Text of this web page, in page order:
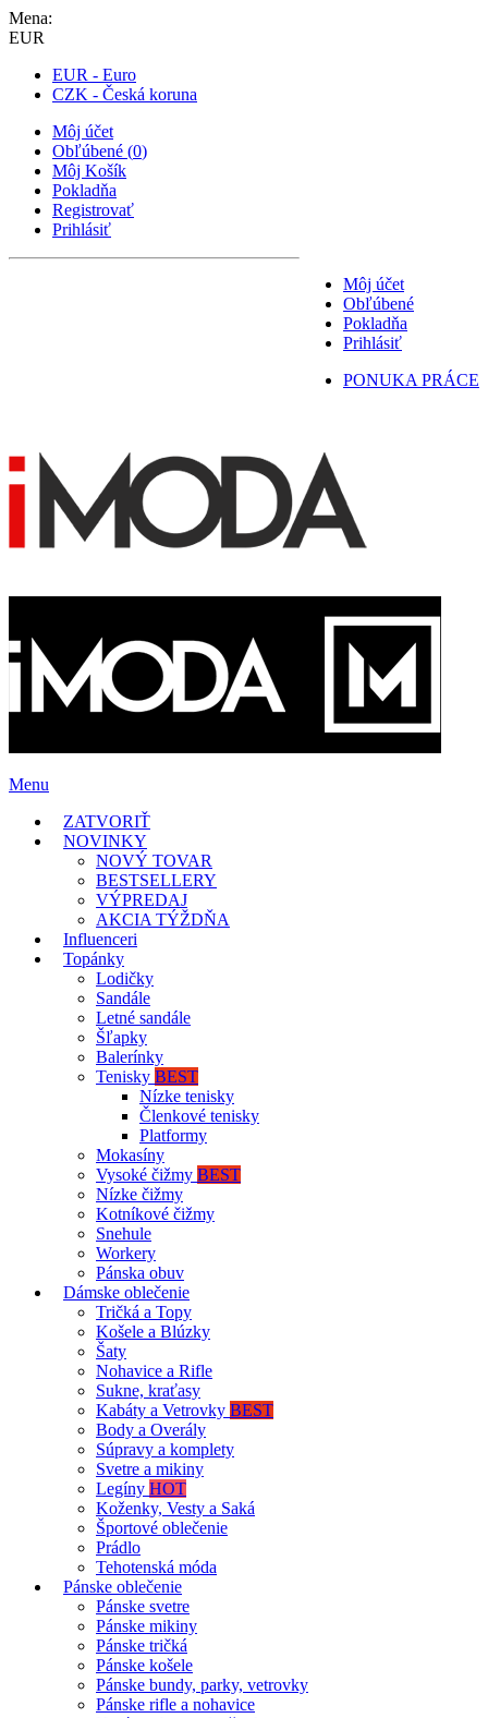
Mena:
EUR
EUR - Euro
CZK - Česká koruna
Môj účet
Obľúbené (0)
Môj Košík
Pokladňa
Registrovať
Prihlásiť
Môj účet
Obľúbené
Pokladňa
Prihlásiť
PONUKA PRÁCE
Menu
ZATVORIŤ
NOVINKY
NOVÝ TOVAR
BESTSELLERY
VÝPREDAJ
AKCIA TÝŽDŇA
Influenceri
Topánky
Lodičky
Sandále
Letné sandále
Šľapky
Balerínky
Tenisky BEST
Nízke tenisky
Členkové tenisky
Platformy
Mokasíny
Vysoké čižmy BEST
Nízke čižmy
Kotníkové čižmy
Snehule
Workery
Pánska obuv
Dámske oblečenie
Tričká a Topy
Košele a Blúzky
Šaty
Nohavice a Rifle
Sukne, kraťasy
Kabáty a Vetrovky BEST
Body a Overály
Súpravy a komplety
Svetre a mikiny
Legíny HOT
Koženky, Vesty a Saká
Športové oblečenie
Prádlo
Tehotenská móda
Pánske oblečenie
Pánske svetre
Pánske mikiny
Pánske tričká
Pánske košele
Pánske bundy, parky, vetrovky
Pánske rifle a nohavice